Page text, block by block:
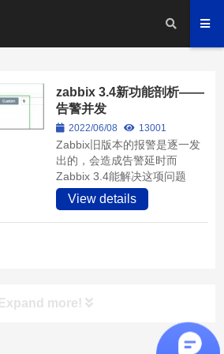
zabbix 3.4新功能剖析——
告警并发
2022/06/08 13001
Zabbix旧版本的报警是逐一发
出的，会造成告警延时而
Zabbix 3.4能解决这项问题
View details
Expand more!